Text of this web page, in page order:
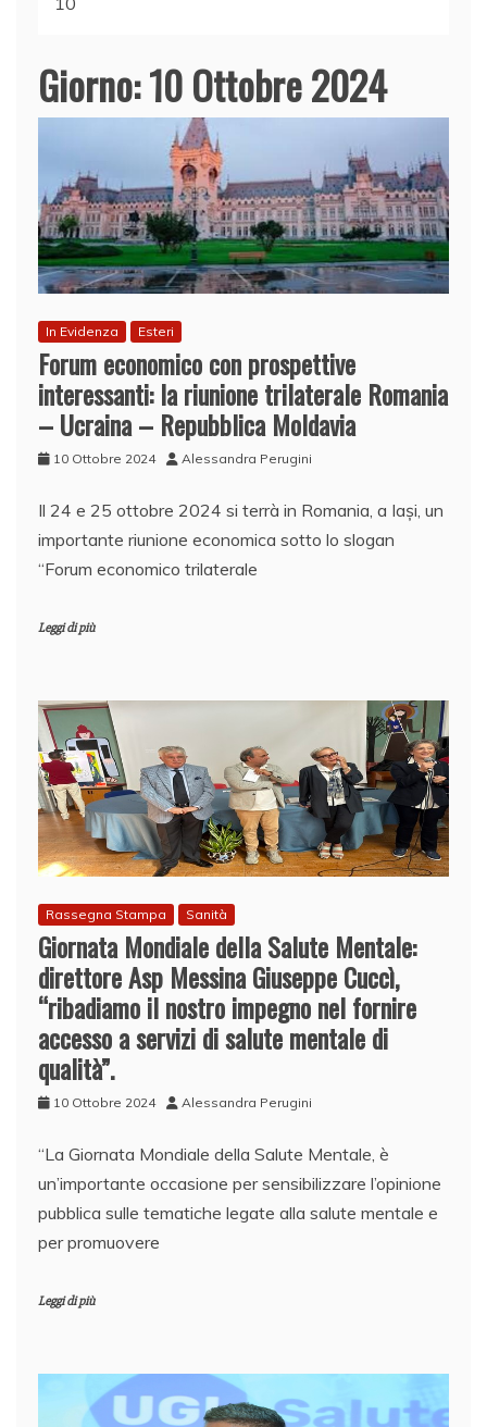
Giorno:10 Ottobre 2024
In Evidenza Esteri
Forum economico con prospettive
interessanti: la riunione trilaterale Romania
– Ucraina – Repubblica Moldavia
10 Ottobre 2024 Alessandra Perugini
Il 24 e 25 ottobre 2024 si terrà in Romania, a Iași, un
importante riunione economica sotto lo slogan
“Forum economico trilaterale
Leggi di più
Rassegna Stampa Sanità
Giornata Mondiale della Salute Mentale:
direttore Asp Messina Giuseppe Cuccì,
“ribadiamo il nostro impegno nel fornire
accesso a servizi di salute mentale di
qualità”.
10 Ottobre 2024 Alessandra Perugini
“La Giornata Mondiale della Salute Mentale, è
un’importante occasione per sensibilizzare l’opinione
pubblica sulle tematiche legate alla salute mentale e
per promuovere
Leggi di più